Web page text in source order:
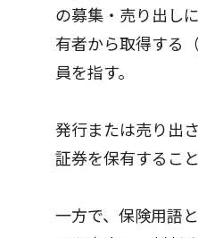
の募集・売り出し
有者から取得する
員を指す。
発行または売り出
証券を保有するこ
一方で、保険用語